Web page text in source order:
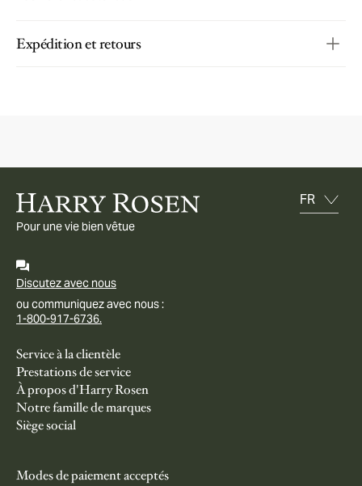
Expédition et retours
Pour une vie bien vêtue
Discutez avec nous
ou communiquez avec nous :
1-800-917-6736.
Service à la clientèle
Prestations de service
À propos d'Harry Rosen
Notre famille de marques
Siège social
Modes de paiement acceptés